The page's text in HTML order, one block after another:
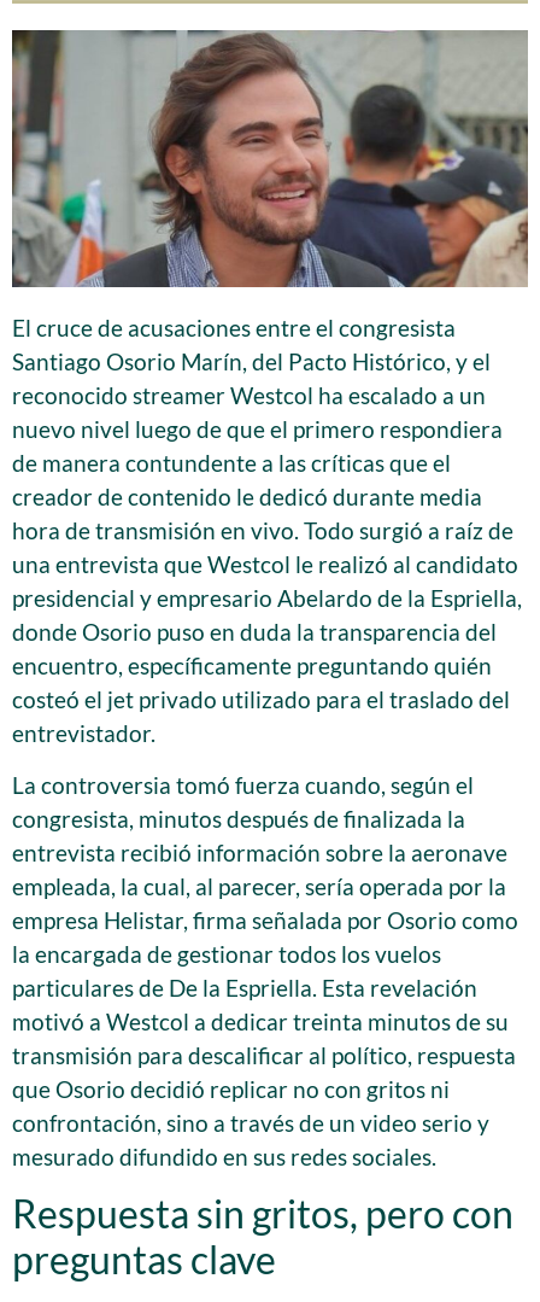
El cruce de acusaciones entre el congresista
Santiago Osorio Marín, del Pacto Histórico, y el
reconocido streamer Westcol ha escalado a un
nuevo nivel luego de que el primero respondiera
de manera contundente a las críticas que el
creador de contenido le dedicó durante media
hora de transmisión en vivo. Todo surgió a raíz de
una entrevista que Westcol le realizó al candidato
presidencial y empresario Abelardo de la Espriella,
donde Osorio puso en duda la transparencia del
encuentro, específicamente preguntando quién
costeó el jet privado utilizado para el traslado del
entrevistador.
La controversia tomó fuerza cuando, según el
congresista, minutos después de finalizada la
entrevista recibió información sobre la aeronave
empleada, la cual, al parecer, sería operada por la
empresa Helistar, firma señalada por Osorio como
la encargada de gestionar todos los vuelos
particulares de De la Espriella. Esta revelación
motivó a Westcol a dedicar treinta minutos de su
transmisión para descalificar al político, respuesta
que Osorio decidió replicar no con gritos ni
confrontación, sino a través de un video serio y
mesurado difundido en sus redes sociales.
Respuesta sin gritos, pero con
preguntas clave